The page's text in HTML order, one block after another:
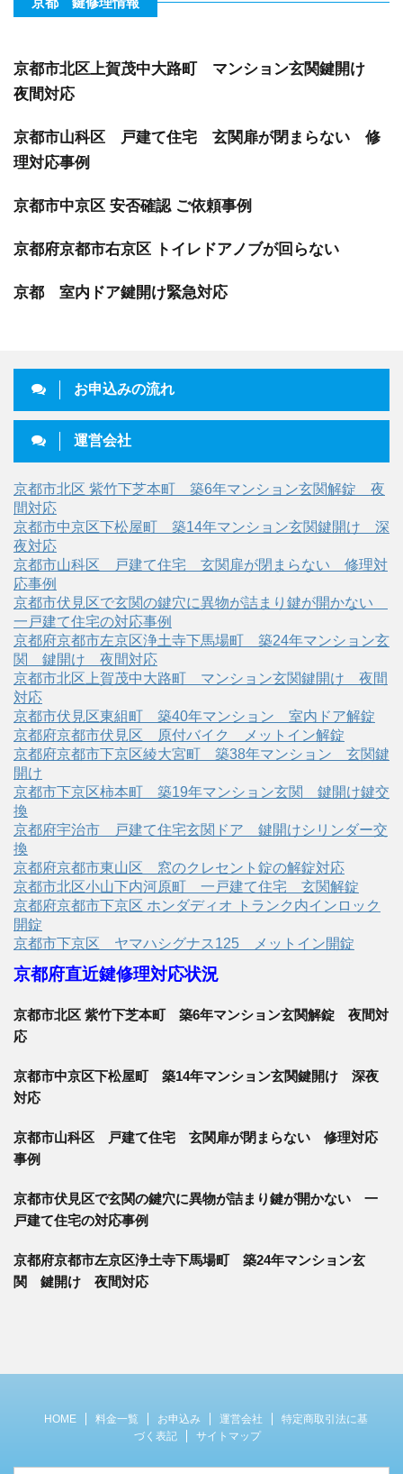
京都市北区上賀茂中大路町 マンション玄関鍵開け
夜間対応
京都市山科区 戸建て住宅 玄関扉が閉まらない 修
理対応事例
京都市中京区 安否確認 ご依頼事例
京都府京都市右京区 トイレドアノブが回らない
京都 室内ドア鍵開け緊急対応
お申込みの流れ
運営会社
京都市北区 紫竹下芝本町 築6年マンション玄関解錠 夜
間対応
京都市中京区下松屋町 築14年マンション玄関鍵開け 深
夜対応
京都市山科区 戸建て住宅 玄関扉が閉まらない 修理対
応事例
京都市伏見区で玄関の鍵穴に異物が詰まり鍵が開かない
一戸建て住宅の対応事例
京都府京都市左京区浄土寺下馬場町 築24年マンション玄
関 鍵開け 夜間対応
京都市北区上賀茂中大路町 マンション玄関鍵開け 夜間
対応
京都市伏見区東組町 築40年マンション 室内ドア解錠
京都府京都市伏見区 原付バイク メットイン解錠
京都府京都市下京区綾大宮町 築38年マンション 玄関鍵
開け
京都市下京区柿本町 築19年マンション玄関 鍵開け鍵交
換
京都府宇治市 戸建て住宅玄関ドア 鍵開けシリンダー交
換
京都府京都市東山区 窓のクレセント錠の解錠対応
京都市北区小山下内河原町 一戸建て住宅 玄関解錠
京都府京都市下京区 ホンダディオ トランク内インロック
開錠
京都市下京区 ヤマハシグナス125 メットイン開錠
京都府直近鍵修理対応状況
京都市北区 紫竹下芝本町 築6年マンション玄関解錠 夜間対
応
京都市中京区下松屋町 築14年マンション玄関鍵開け 深夜
対応
京都市山科区 戸建て住宅 玄関扉が閉まらない 修理対応
事例
京都市伏見区で玄関の鍵穴に異物が詰まり鍵が開かない 一
戸建て住宅の対応事例
京都府京都市左京区浄土寺下馬場町 築24年マンション玄
関 鍵開け 夜間対応
HOME 料金一覧 お申込み 運営会社
特定商取引法に基
づく表記
サイトマップ